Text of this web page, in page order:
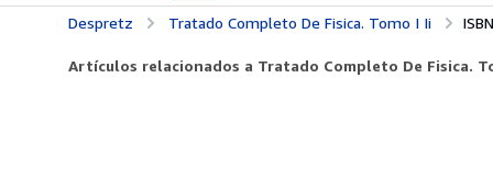
Despretz Tratado Completo De Fisica. Tomo I Ii
Artículos relacionados a Tratado Completo De Fisica.